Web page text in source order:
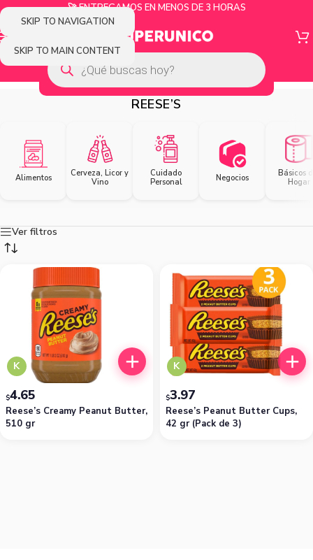
SKIP TO NAVIGATION
SKIP TO MAIN CONTENT
🚀 ENTREGAMOS EN MENOS DE 3 HORAS
REESE’S
Alimentos
Cerveza, Licor y
Vino
Cuidado
Personal
Negocios
Básicos
Hogar
Ver filtros
K
Reese’s Creamy Peanut Butter,
510 gr
$4.65
K
Reese’s Peanut Butter Cups,
42 gr (Pack de 3)
$3.97